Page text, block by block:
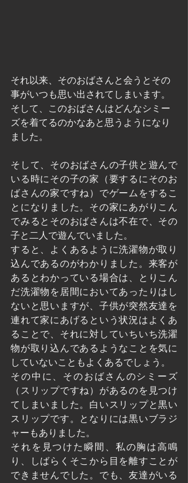
それ以来、そのおばさんと会うとその
事がいつも思い出されてしまいます。
そして、このおばさんはどんなシミー
ズを着てるのかなあと思うようになり
ました。
そして、そのおばさんの子供と遊んで
いる時にその子の家（要するにそのお
ばさんの家ですね）でゲームをするこ
とになりました。その家にあがりこん
でみるとそのおばさんは不在で、その
子と二人で遊んでいました。
すると、よくあるように洗濯物が取り
込んであるのがわかりました。来客が
あるとわかっている場合は、とりこん
だ洗濯物を居間においてあったりはし
ないと思いますが、子供が突然友達を
連れて家にあげるという状況はよくあ
ることで、それに対していちいち洗濯
物が取り込んであるようなことを気に
していないこともよくあるでしょう。
その中に、そのおばさんのシミーズ
（スリップですね）があるのを見つけ
てしまいました。白いスリップと黒い
スリップです。となりには黒いブラジ
ャーもありました。
それを見つけた瞬間、私の胸は高鳴
り、しばらくそこから目を離すことが
できませんでした。でも、友達がいる